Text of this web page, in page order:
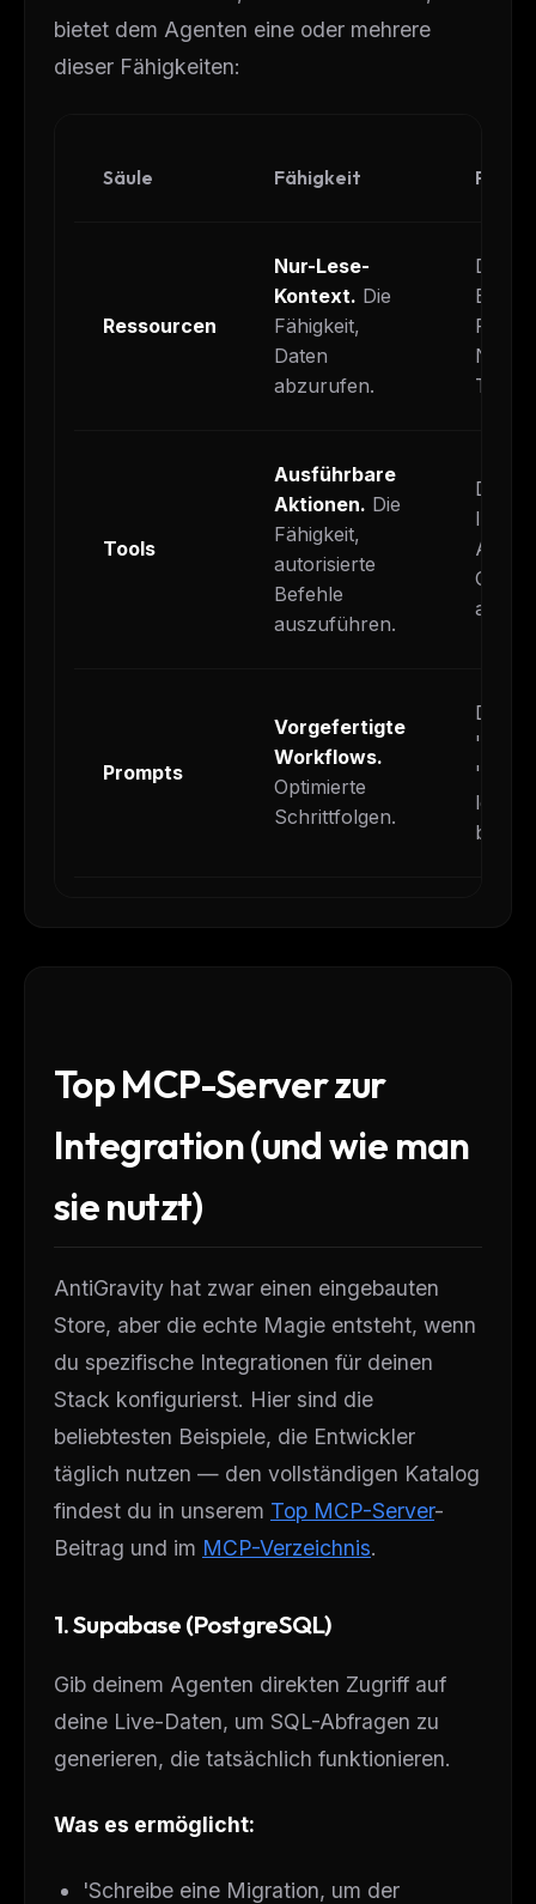
bietet dem Agenten eine oder mehrere
dieser Fähigkeiten:
Säule Fähigkeit
Ressourcen
Nur-Lese-
Kontext. Die
Fähigkeit,
Daten
abzurufen.
Der
Tools
Ausführbare
Aktionen. Die
Fähigkeit,
autorisierte
Befehle
auszuführen.
Der
Issue
Prompts
Vorgefertigte
Workflows.
Optimierte
Schrittfolgen.
Der
Top MCP-Server zur
Integration (und wie man
sie nutzt)
AntiGravity hat zwar einen eingebauten
Store, aber die echte Magie entsteht, wenn
du spezifische Integrationen für deinen
Stack konfigurierst. Hier sind die
beliebtesten Beispiele, die Entwickler
täglich nutzen — den vollständigen Katalog
findest du in unserem Top MCP-Server-
Beitrag und im MCP-Verzeichnis.
1. Supabase (PostgreSQL)
Gib deinem Agenten direkten Zugriff auf
deine Live-Daten, um SQL-Abfragen zu
generieren, die tatsächlich funktionieren.
Was es ermöglicht:
'Schreibe eine Migration, um der